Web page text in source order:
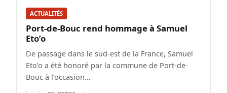
ACTUALITÉS
Port-de-Bouc rend hommage à Samuel
Eto’o
De passage dans le sud-est de la France, Samuel
Eto’o a été honoré par la commune de Port-de-
Bouc à l’occasion…